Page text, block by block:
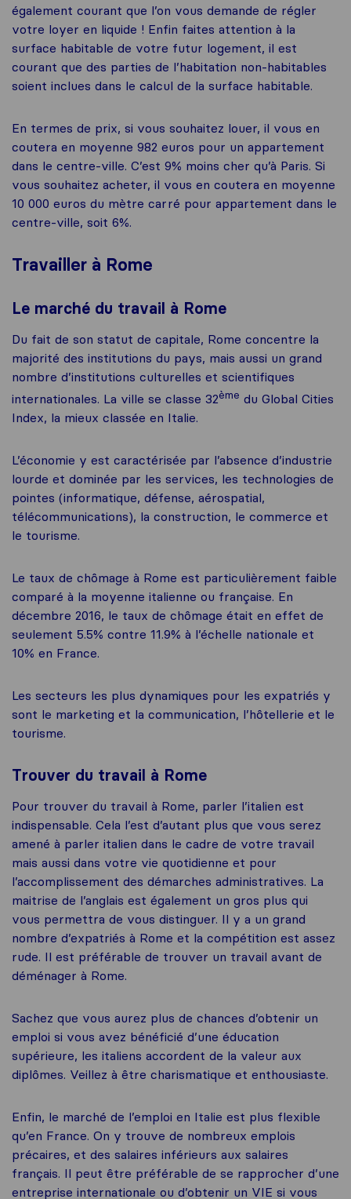
également courant que l’on vous demande de régler
votre loyer en liquide ! Enfin faites attention à la
surface habitable de votre futur logement, il est
courant que des parties de l’habitation non-habitables
soient inclues dans le calcul de la surface habitable.
En termes de prix, si vous souhaitez louer, il vous en
coutera en moyenne 982 euros pour un appartement
dans le centre-ville. C’est 9% moins cher qu’à Paris. Si
vous souhaitez acheter, il vous en coutera en moyenne
10 000 euros du mètre carré pour appartement dans le
centre-ville, soit 6%.
Travailler à Rome
Le marché du travail à Rome
Du fait de son statut de capitale, Rome concentre la
majorité des institutions du pays, mais aussi un grand
nombre d’institutions culturelles et scientifiques
internationales. La ville se classe 32ème du Global Cities
Index, la mieux classée en Italie.
L’économie y est caractérisée par l’absence d’industrie
lourde et dominée par les services, les technologies de
pointes (informatique, défense, aérospatial,
télécommunications), la construction, le commerce et
le tourisme.
Le taux de chômage à Rome est particulièrement faible
comparé à la moyenne italienne ou française. En
décembre 2016, le taux de chômage était en effet de
seulement 5.5% contre 11.9% à l’échelle nationale et
10% en France.
Les secteurs les plus dynamiques pour les expatriés y
sont le marketing et la communication, l’hôtellerie et le
tourisme.
Trouver du travail à Rome
Pour trouver du travail à Rome, parler l’italien est
indispensable. Cela l’est d’autant plus que vous serez
amené à parler italien dans le cadre de votre travail
mais aussi dans votre vie quotidienne et pour
l’accomplissement des démarches administratives. La
maitrise de l’anglais est également un gros plus qui
vous permettra de vous distinguer. Il y a un grand
nombre d’expatriés à Rome et la compétition est assez
rude. Il est préférable de trouver un travail avant de
déménager à Rome.
Sachez que vous aurez plus de chances d’obtenir un
emploi si vous avez bénéficié d’une éducation
supérieure, les italiens accordent de la valeur aux
diplômes. Veillez à être charismatique et enthousiaste.
Enfin, le marché de l’emploi en Italie est plus flexible
qu’en France. On y trouve de nombreux emplois
précaires, et des salaires inférieurs aux salaires
français. Il peut être préférable de se rapprocher d’une
entreprise internationale ou d’obtenir un VIE si vous